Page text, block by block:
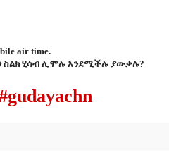
air time.
ስልክ ሂሳብ ሊሞሉ እንደሚችሉ ያውቃሉ?
gudayachn